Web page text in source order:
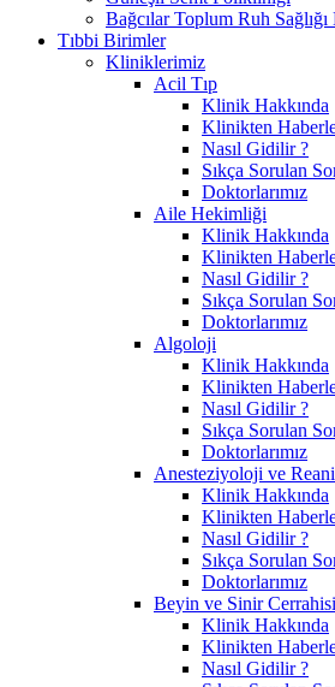
Bağcılar Toplum Ruh
Tıbbi Birimler
Kliniklerimiz
Acil Tıp
Klinik Hakkında
Klinikten
Nasıl Gidilir ?
Sıkça Sorulan
Doktorlarımız
Aile Hekimliği
Klinik Hakkında
Klinikten
Nasıl Gidilir ?
Sıkça Sorulan
Doktorlarımız
Algoloji
Klinik Hakkında
Klinikten
Nasıl Gidilir ?
Sıkça Sorulan
Doktorlarımız
Anesteziyoloji ve
Klinik Hakkında
Klinikten
Nasıl Gidilir ?
Sıkça Sorulan
Doktorlarımız
Beyin ve Sinir Cerrahisi
Klinik Hakkında
Klinikten
Nasıl Gidilir ?